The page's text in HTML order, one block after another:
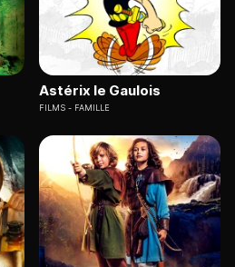
Astérix le Gaulois
FILMS FAMILLE